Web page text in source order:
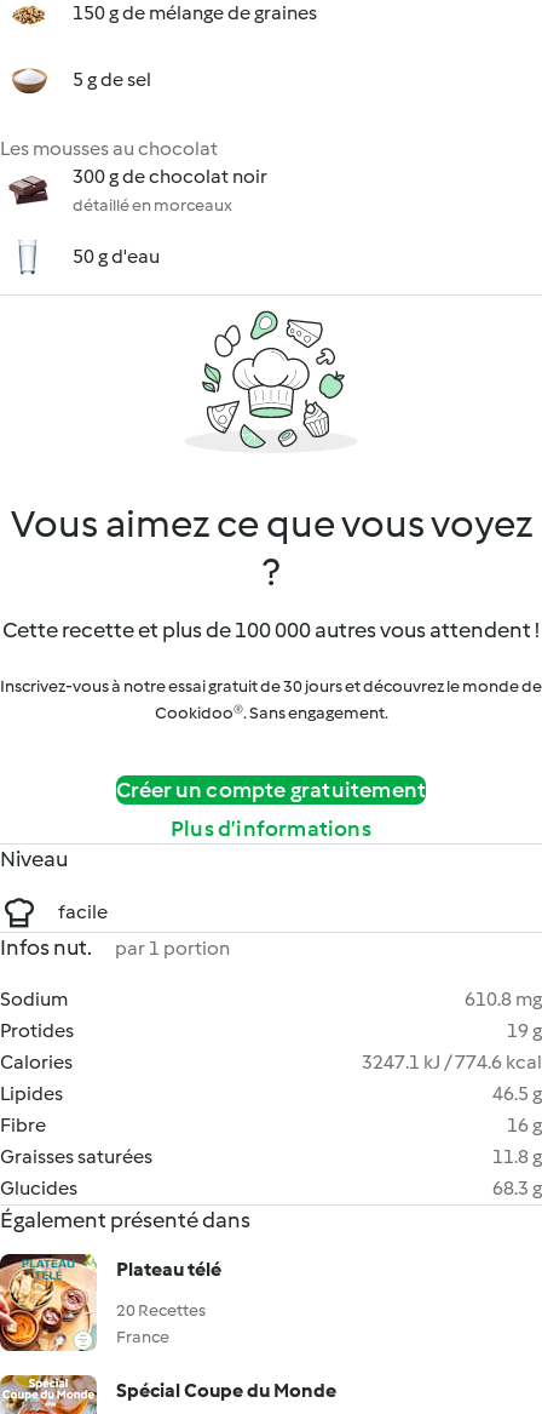
150 g de mélange de graines
5 g de sel
Les mousses au chocolat
300 g de chocolat noir
détaillé en morceaux
50 g d'eau
Vous aimez ce que vous voyez
?
Cette recette et plus de 100 000 autres vous attendent !
Inscrivez-vous à notre essai gratuit de 30 jours et découvrez le monde de
Cookidoo®. Sans engagement.
Créer un compte gratuitement
Plus d’informations
Niveau
facile
Infos nut. par 1 portion
Sodium
610.8 mg
Protides
19 g
Calories
3247.1 kJ / 774.6 kcal
Lipides
46.5 g
Fibre
16 g
Graisses saturées
11.8 g
Glucides
68.3 g
Également présenté dans
Plateau télé
20 Recettes
France
Spécial Coupe du Monde